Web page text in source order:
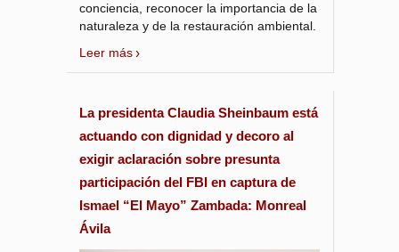
conciencia, reconocer la importancia de la
naturaleza y de la restauración ambiental.
Leer más
La presidenta Claudia Sheinbaum está
actuando con dignidad y decoro al
exigir aclaración sobre presunta
participación del FBI en captura de
Ismael “El Mayo” Zambada: Monreal
Ávila